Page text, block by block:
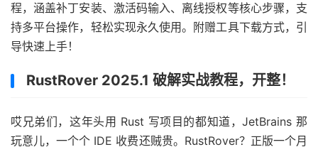
程，涵盖补丁安装、激活码输入、离线授权等核心步骤，支
持多平台操作，轻松实现永久使用。附赠工具下载方式，引
导快速上手！
RustRover 2025.1 破解实战教程，开整！
哎兄弟们，这年头用 Rust 写项目的都知道，JetBrains 那
玩意儿，一个个 IDE 收费还贼贵。RustRover？正版一个月